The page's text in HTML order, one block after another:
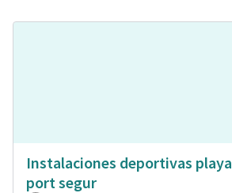
Instalaciones deportivas playa
port segur